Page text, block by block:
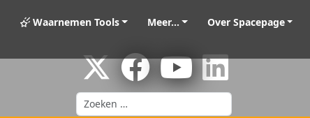
Waarnemen Tools Meer... Over Spacepage
Zoeken